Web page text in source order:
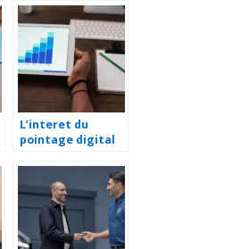
solutions qui font
la difference au
quotidien
L’interet du
pointage digital
la proprete